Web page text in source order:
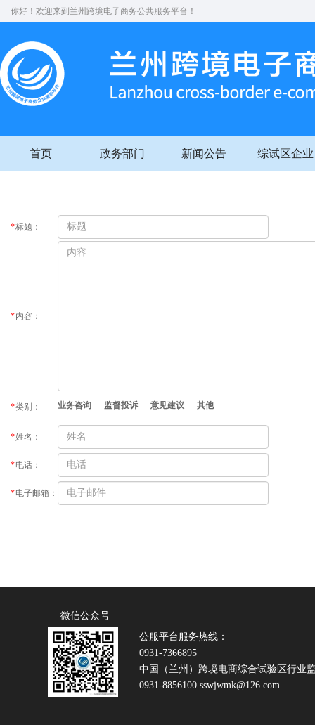
你好！欢迎来到兰州跨境电子商务公共服务平台！
首页 政务部门 新闻公告 综试区企业
*标题：
*内容：
*类别： 业务咨询 监督投诉 意见建议 其他
*姓名：
*电话：
*电子邮箱：
微信公众号
公服平台服务热线：
0931-7366895
中国（兰州）跨境电商综合试验区行业
0931-8856100 sswjwmk@126.com